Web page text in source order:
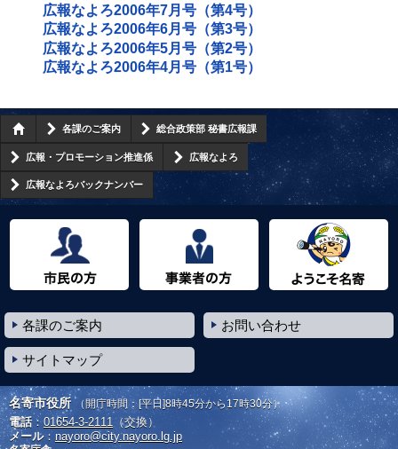
広報なよろ2006年7月号（第4号）
広報なよろ2006年6月号（第3号）
広報なよろ2006年5月号（第2号）
広報なよろ2006年4月号（第1号）
各課のご案内 総合政策部 秘書広報課
広報・プロモーション推進係 広報なよろ
広報なよろバックナンバー
各課のご案内 お問い合わせ
サイトマップ
名寄市役所 （開庁時間：[平日]8時45分から17時30分）
電話 ： 01654-3-2111 （交換）
メール： nayoro@city.nayoro.lg.jp